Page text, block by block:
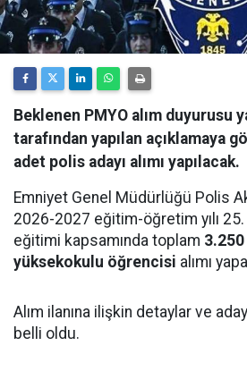
Beklenen PMYO alım duyurusu
tarafından yapılan açıklamaya
adet polis adayı alımı yapılacak.
Emniyet Genel Müdürlüğü Polis
2026-2027 eğitim-öğretim yılı
eğitimi kapsamında toplam
yüksekokulu öğrencisi alımı
Alım ilanına ilişkin detaylar ve
belli oldu.